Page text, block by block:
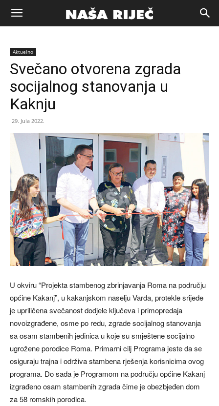
Naša
riječ
Zenica
Aktuelno
Svečano otvorena zgrada
socijalnog stanovanja u
Kaknju
29. Jula 2022.
U okviru “Projekta stambenog zbrinjavanja Roma na području
općine Kakanj”, u kakanjskom naselju Varda, protekle srijede
je upriličena svečanost dodjele ključeva i primopredaja
novoizgrađene, osme po redu, zgrade socijalnog stanovanja
sa osam stambenih jedinica u koje su smještene socijalno
ugrožene porodice Roma. Primarni cilj Programa jeste da se
osiguraju trajna i održiva stambena rješenja korisnicima ovog
programa. Do sada je Programom na području općine Kakanj
izgrađeno osam stambenih zgrada čime je obezbjeđen dom
za 58 romskih porodica.